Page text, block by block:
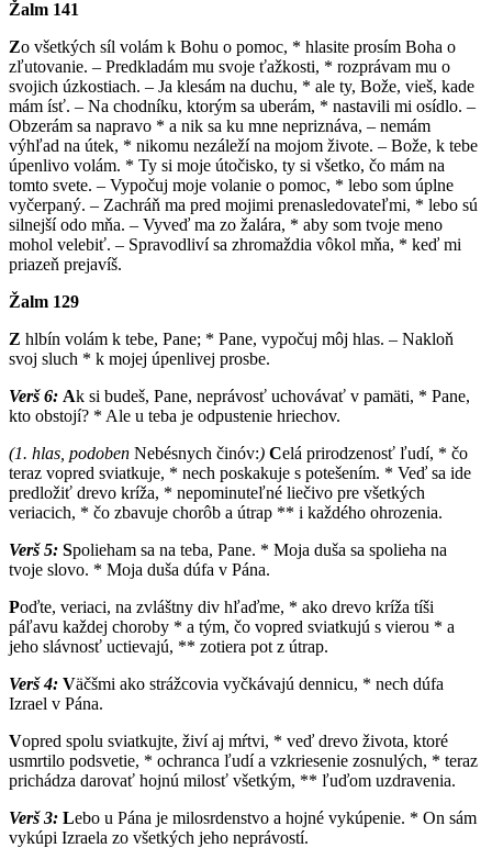
Žalm 141
Zo všetkých síl volám k Bohu o pomoc, * hlasite prosím Boha o
zľutovanie. – Predkladám mu svoje ťažkosti, * rozprávam mu o
svojich úzkostiach. – Ja klesám na duchu, * ale ty, Bože, vieš, kade
mám ísť. – Na chodníku, ktorým sa uberám, * nastavili mi osídlo. –
Obzerám sa napravo * a nik sa ku mne nepriznáva, – nemám
výhľad na útek, * nikomu nezáleží na mojom živote. – Bože, k tebe
úpenlivo volám. * Ty si moje útočisko, ty si všetko, čo mám na
tomto svete. – Vypočuj moje volanie o pomoc, * lebo som úplne
vyčerpaný. – Zachráň ma pred mojimi prenasledovateľmi, * lebo sú
silnejší odo mňa. – Vyveď ma zo žalára, * aby som tvoje meno
mohol velebiť. – Spravodliví sa zhromaždia vôkol mňa, * keď mi
priazeň prejavíš.
Žalm 129
Z hlbín volám k tebe, Pane; * Pane, vypočuj môj hlas. – Nakloň
svoj sluch * k mojej úpenlivej prosbe.
Verš 6: Ak si budeš, Pane, neprávosť uchovávať v pamäti, * Pane,
kto obstojí? * Ale u teba je odpustenie hriechov.
(1. hlas, podoben Nebésnych činóv:) Celá prirodzenosť ľudí, * čo
teraz vopred sviatkuje, * nech poskakuje s potešením. * Veď sa ide
predložiť drevo kríža, * nepominuteľné liečivo pre všetkých
veriacich, * čo zbavuje chorôb a útrap ** i každého ohrozenia.
Verš 5: Spolieham sa na teba, Pane. * Moja duša sa spolieha na
tvoje slovo. * Moja duša dúfa v Pána.
Poďte, veriaci, na zvláštny div hľaďme, * ako drevo kríža tíši
páľavu každej choroby * a tým, čo vopred sviatkujú s vierou * a
jeho slávnosť uctievajú, ** zotiera pot z útrap.
Verš 4: Väčšmi ako strážcovia vyčkávajú dennicu, * nech dúfa
Izrael v Pána.
Vopred spolu sviatkujte, živí aj mŕtvi, * veď drevo života, ktoré
usmrtilo podsvetie, * ochranca ľudí a vzkriesenie zosnulých, * teraz
prichádza darovať hojnú milosť všetkým, ** ľuďom uzdravenia.
Verš 3: Lebo u Pána je milosrdenstvo a hojné vykúpenie. * On sám
vykúpi Izraela zo všetkých jeho neprávostí.